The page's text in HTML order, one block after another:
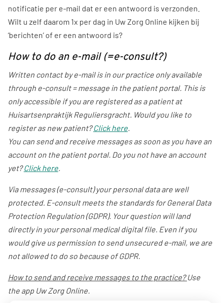
notificatie per e-mail dat er een antwoord is verzonden.
Wilt u zelf daarom 1x per dag in Uw Zorg Online kijken bij
‘berichten’ of er een antwoord is?
How to do an e-mail (=e-consult?)
Written contact by e-mail is in our practice only available
through e-consult = message in the patient portal. This is
only accessible if you are registered as a patient at
Huisartsenpraktijk Reguliersgracht. Would you like to
register as new patient?Click here.
You can send and receive messages as soon as you have an
account on the patient portal. Do you not have an account
yet?Click here.
Via messages (e-consult) your personal data are well
protected. E-consult meets the standards for General Data
Protection Regulation (GDPR). Your question will land
directly in your personal medical digital file. Even if you
would give us permission to send unsecured e-mail, we are
not allowed to do so because of GDPR.
How to send and receive messages to the practice?Use
the app Uw Zorg Online.